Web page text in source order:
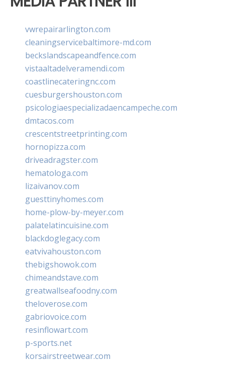
vwrepairarlington.com
cleaningservicebaltimore-md.com
beckslandscapeandfence.com
vistaaltadelveramendi.com
coastlinecateringnc.com
cuesburgershouston.com
psicologiaespecializadaencampeche.com
dmtacos.com
crescentstreetprinting.com
hornopizza.com
driveadragster.com
hematologa.com
lizaivanov.com
guesttinyhomes.com
home-plow-by-meyer.com
palatelatincuisine.com
blackdoglegacy.com
eatvivahouston.com
thebigshowok.com
chimeandstave.com
greatwallseafoodny.com
theloverose.com
gabriovoice.com
resinflowart.com
p-sports.net
korsairstreetwear.com